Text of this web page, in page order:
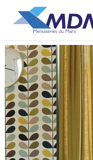
QUI SOMMES-NOUS ?